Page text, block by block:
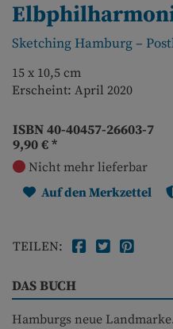
Sketching Hamburg –
15 x 10,5 cm
Erscheint: April 2020
ISBN 40-40457-26603-7
9,90 €*
Nicht mehr lieferbar
Auf den Merkzettel
TEILEN:
DAS BUCH
Hamburgs neue